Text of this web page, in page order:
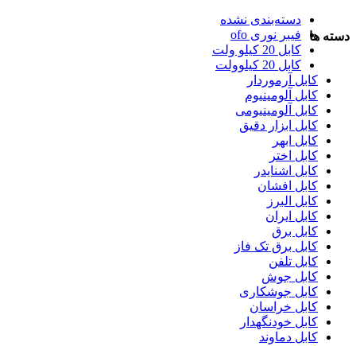
دسته ها
دسته‌بندی نشده
فیبر نوری ofo
کابل 20 کیلو ولت
کابل 20 کیلوولت
کابل آرموردار
کابل آلومینیوم
کابل آلومینیومی
کابل ابزار دقیق
کابل ابهر
کابل اختر
کابل اشنایدر
کابل افشان
کابل البرز
کابل ایران
کابل برق
کابل برق تک فاز
کابل تلفن
کابل جوش
کابل جوشکاری
کابل خراسان
کابل خودنگهدار
کابل دماوند